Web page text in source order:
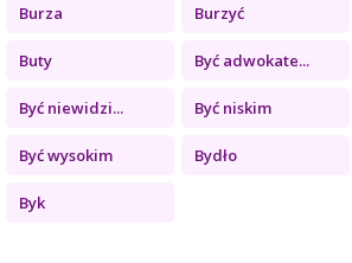
Burza Burzyć
Buty Być adwokate...
Być niewidzi... Być niskim
Być wysokim Bydło
Byk